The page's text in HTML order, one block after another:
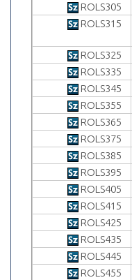
ROLS305
ROLS315
ROLS325
ROLS335
ROLS345
ROLS355
ROLS365
ROLS375
ROLS385
ROLS395
ROLS405
ROLS415
ROLS425
ROLS435
ROLS445
ROLS455